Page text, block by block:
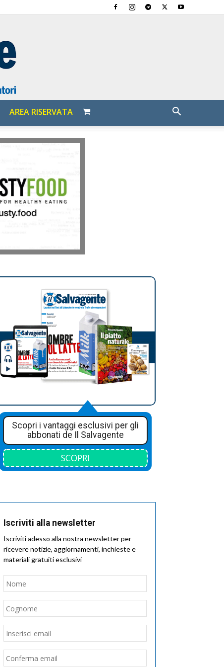
AREA RISERVATA
Scopri i vantaggi esclusivi per gli
abbonati de Il Salvagente
SCOPRI
Iscriviti alla newsletter
Iscriviti adesso alla nostra newsletter per
ricevere notizie, aggiornamenti, inchieste e
materiali gratuiti esclusivi
Nome
Email